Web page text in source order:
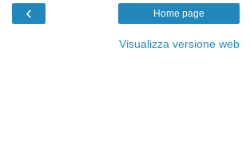
‹ Home page
Visualizza versione web